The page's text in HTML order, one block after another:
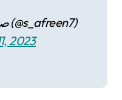
— Sadaf Afreen صدف (@s_afreen7)
2023